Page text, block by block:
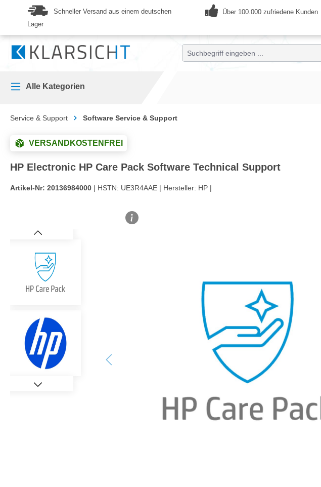
Zur Hauptnavigation springen
Schneller Versand aus einem deutschen
Lager
Über 100.000 zufriedene Kunden
Alle Kategorien
Service & Support Software Service & Support
VERSANDKOSTENFREI
HP Electronic HP Care Pack Software Technical Support
Artikel-Nr: 20136984000 | HSTN: UE3R4AAE | Hersteller: HP |
Bildergalerie überspringen